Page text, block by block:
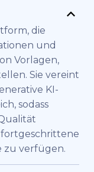
die
und
Vorlagen,
Sie vereint
KI-
sodass
zu verfügen.